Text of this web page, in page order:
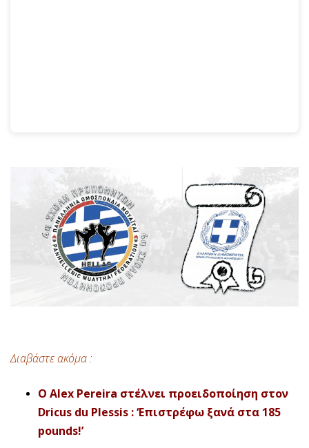
Διαβάστε ακόμα :
O Alex Pereira στέλνει προειδοποίηση στον
Dricus du Plessis : ‘Επιστρέφω ξανά στα 185
pounds!’